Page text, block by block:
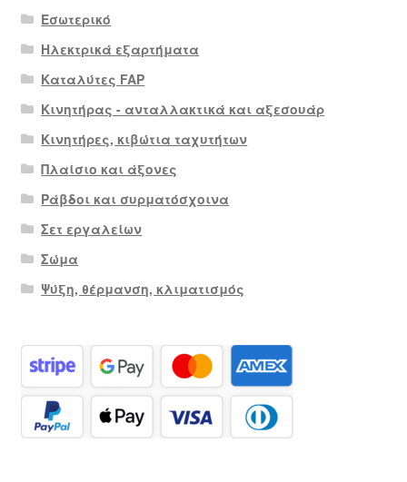
Εσωτερικό
Ηλεκτρικά εξαρτήματα
Καταλύτες FAP
Κινητήρας - ανταλλακτικά και αξεσουάρ
Κινητήρες, κιβώτια ταχυτήτων
Πλαίσιο και άξονες
Ράβδοι και συρματόσχοινα
Σετ εργαλείων
Σώμα
Ψύξη, θέρμανση, κλιματισμός